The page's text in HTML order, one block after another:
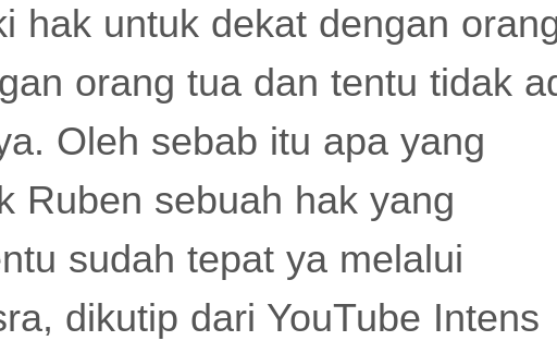
hak untuk dekat dengan
orang tua dan tentu tidak
Oleh sebab itu apa yang
Ruben sebuah hak yang
sudah tepat ya melalui
dikutip dari YouTube Intens